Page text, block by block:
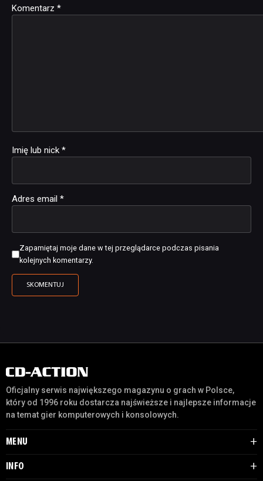
Komentarz *
Imię lub nick *
Adres email *
Zapamiętaj moje dane w tej przeglądarce podczas pisania
kolejnych komentarzy.
Alternative:
Oficjalny serwis największego magazynu o grach w Polsce,
który od 1996 roku dostarcza najświeższe i najlepsze informacje
na temat gier komputerowych i konsolowych.
MENU
INFO